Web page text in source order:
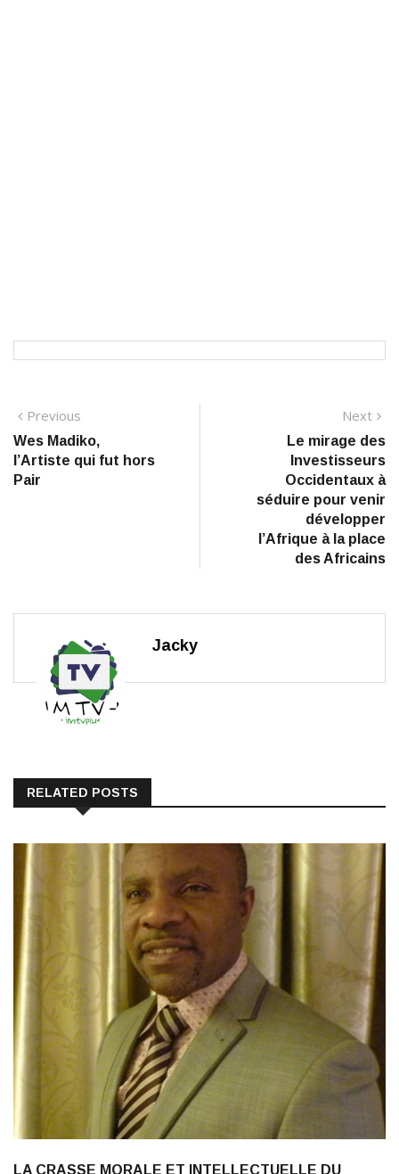
Navigation
de
l’article
Previous
post:
Wes Madiko,
l’Artiste qui fut hors
Pair
Next
Le mirage des
Investisseurs
Occidentaux à
séduire pour venir
développer
l’Afrique à la place
des Africains
Jacky
RELATED POSTS
LA CRASSE MORALE ET INTELLECTUELLE DU